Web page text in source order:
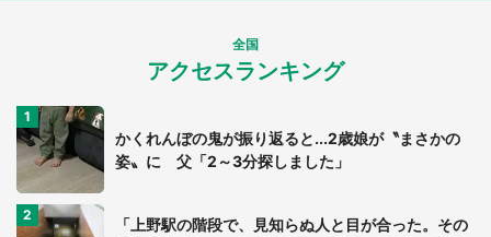
全国
アクセスランキング
かくれんぼの鬼が振り返ると...2歳娘が〝まさかの
姿〟に 父「2～3分探しました」
「上野駅の階段で、見知らぬ人と目が合った。その